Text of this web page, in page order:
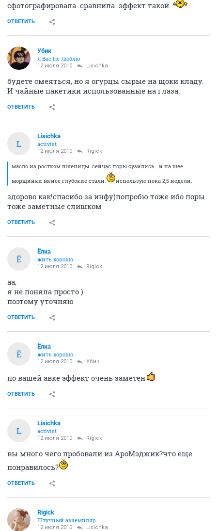
сфотографировала..сравнила..эффект такой.
ОТВЕТИТЬ
Убик
Я Вас Не Люблю
12 июля 2010 Lisichka
будете смеяться, но я огурцы сырые на щоки кладу.
И чайные пакетики использованные на глаза.
ОТВЕТИТЬ
L
Lisichka
activist
12 июля 2010 Rigick
масло из ростком пшеницы. сейчас поры сузились.. и на шее
морщинки менее глубокие стали.
использую пока 2,5 недели.
здорово как!спасибо за инфу)попробю тоже ибо поры
тоже заметные слишком
ОТВЕТИТЬ
Ё
Ёлка
жить хорошо
12 июля 2010 Rigick
аа,
я не поняла просто )
поэтому уточняю
ОТВЕТИТЬ
Ё
Ёлка
жить хорошо
12 июля 2010 Убик
по вашей авке эффект очень заметен
ОТВЕТИТЬ
L
Lisichka
activist
12 июля 2010 Rigick
вы много чего пробовали из АроМэджик?что еще
понравилось?
ОТВЕТИТЬ
Rigick
Штучный экземпляр
12 июля 2010 Lisichka